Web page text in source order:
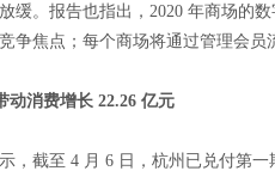
缓。报告也指出，2020 年商场的
争焦点；每个商场将通过管理会员
动消费增长 22.26 亿元
，截至 4 月 6 日，杭州已兑付第